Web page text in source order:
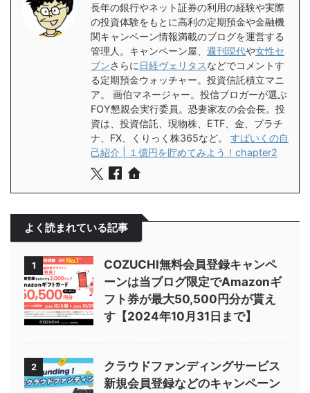
長年の銀行やネット証券の利用の経験や実際
の投資体験をもとに高利の定期預金や金融機
関キャンペーン情報満載のブログを運営する
管理人。キャンペーン屋、 週刊現代や女性セ
ブンさらに 日経ヴェリタスなどでコメントす
る定期預金ウォッチャー。投資信託積立マニ
ア。 画伯マネージャー。投信ブロガーが選ぶ
FOY懇親会実行委員。恐妻家友の会会長。投
資は、投資信託、現物株、ETF、金、プラチ
ナ、FX、くりっく株365など。 すぱいくの自
己紹介 | １億円を貯めてみよう！chapter2
よく読まれている記事
1
COZUCHI無料会員登録キャンペ
ーンは当ブログ限定でAmazonギ
フト券が最大50,500円分が貰え
す【2024年10月31日まで】
2
クラウドファンディングサービス
新規会員登録などのキャンペーン